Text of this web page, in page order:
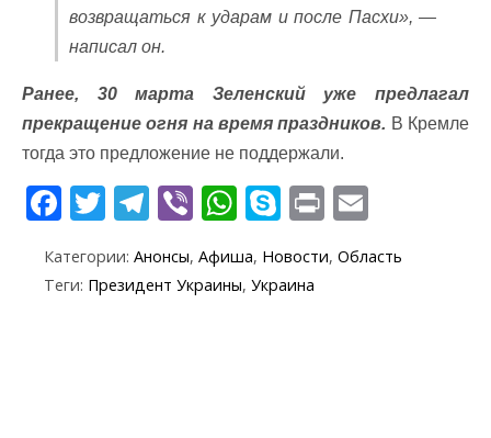
возвращаться к ударам и после Пасхи», —
написал он.
Ранее, 30 марта Зеленский уже предлагал
прекращение огня на время праздников. В Кремле
тогда это предложение не поддержали.
F
e
T
itt
er
T
e
Vi
b
er
W
at
s
S
y
Pr
in
t ai
Категории: Анонсы, Афиша, Новости, Область
Теги: Президент Украины, Украина